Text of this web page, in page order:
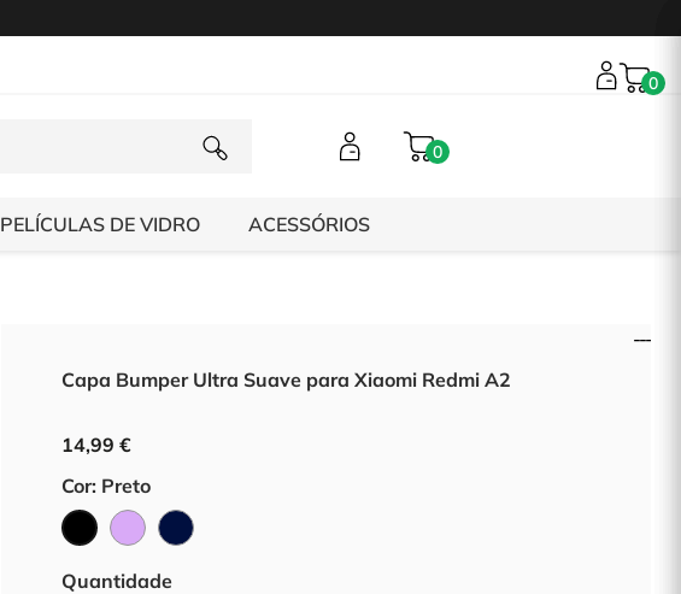
0
0
PELÍCULAS DE VIDRO ACESSÓRIOS
Capa Bumper Ultra Suave para Xiaomi Redmi A2
14,99 €
Cor: Preto
Preto Lilás
Azul
Quantidade